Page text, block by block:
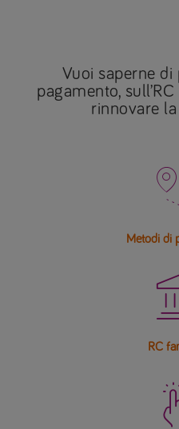
Vuoi saperne
pagamento,
rinnovare
Metodi di
RC